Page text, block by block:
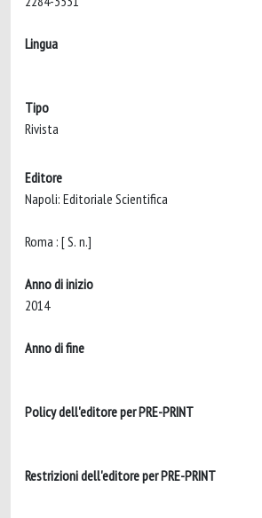
Lingua
Tipo
Rivista
Editore
Napoli: Editoriale Scientifica
Anno di inizio
Anno di fine
Policy dell'editore per PRE-PRINT
Restrizioni dell'editore per PRE-PRINT